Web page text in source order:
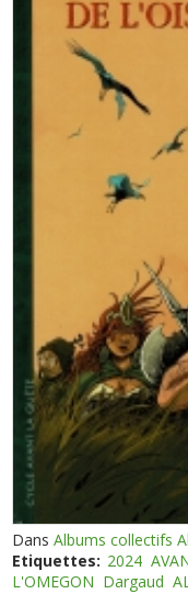
DansAlbums collectifs
Etiquettes: 2024
L'OMEGON Dargaud